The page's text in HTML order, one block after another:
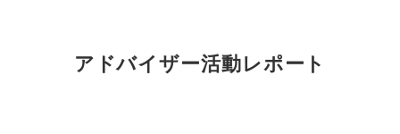
アドバイザー活動レポート